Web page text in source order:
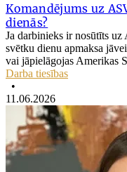
Komandējums uz
dienās?
Ja darbinieks ir nosūtīts
svētku dienu apmaksa
vai jāpielāgojas Amerikas
Darba tiesības
•
11.06.2026